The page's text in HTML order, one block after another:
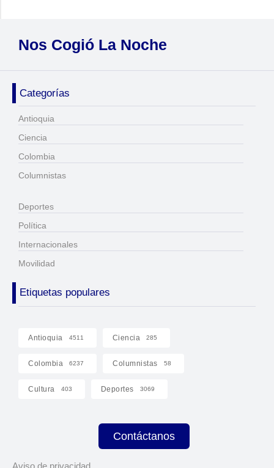
Nos Cogió La Noche
Categorías
Antioquia
Ciencia
Colombia
Columnistas
Deportes
Política
Internacionales
Movilidad
Etiquetas populares
Antioquia 4511 Ciencia 285
Colombia 6237 Columnistas 58
Cultura 403 Deportes 3069
Contáctanos